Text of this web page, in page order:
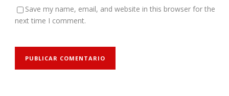
Save my name, email, and website in this browser for the
next time I comment.